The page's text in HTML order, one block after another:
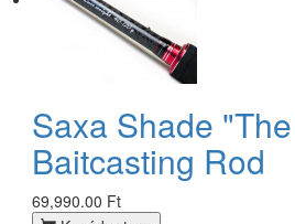
Saxa Shade
Baitcasting Rod
69,990.00 Ft